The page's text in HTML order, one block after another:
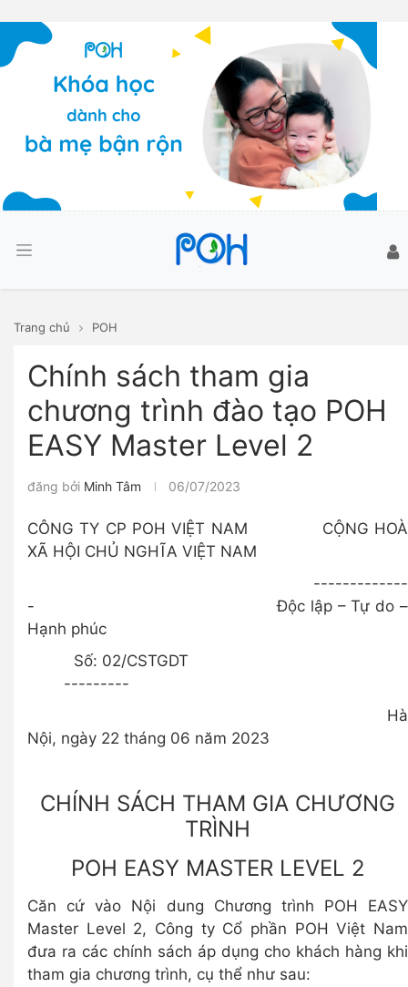
Trang chủ POH
Chính sách tham gia
chương trình đào tạo POH
EASY Master Level 2
đăng bởi Minh Tâm 06/07/2023
CÔNG TY CP POH VIỆT NAM CỘNG HOÀ
XÃ HỘI CHỦ NGHĨA VIỆT NAM
-------------
- Độc lập – Tự do –
Hạnh phúc
Số: 02/CSTGDT
---------
Hà
Nội, ngày 22 tháng 06 năm 2023
CHÍNH SÁCH THAM GIA CHƯƠNG
TRÌNH
POH EASY MASTER LEVEL 2
Căn cứ vào Nội dung Chương trình POH EASY
Master Level 2, Công ty Cổ phần POH Việt Nam
đưa ra các chính sách áp dụng cho khách hàng khi
tham gia chương trình, cụ thể như sau: